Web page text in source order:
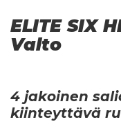
ELITE SIX
Valto
4 jakoinen
kiinteyttävä